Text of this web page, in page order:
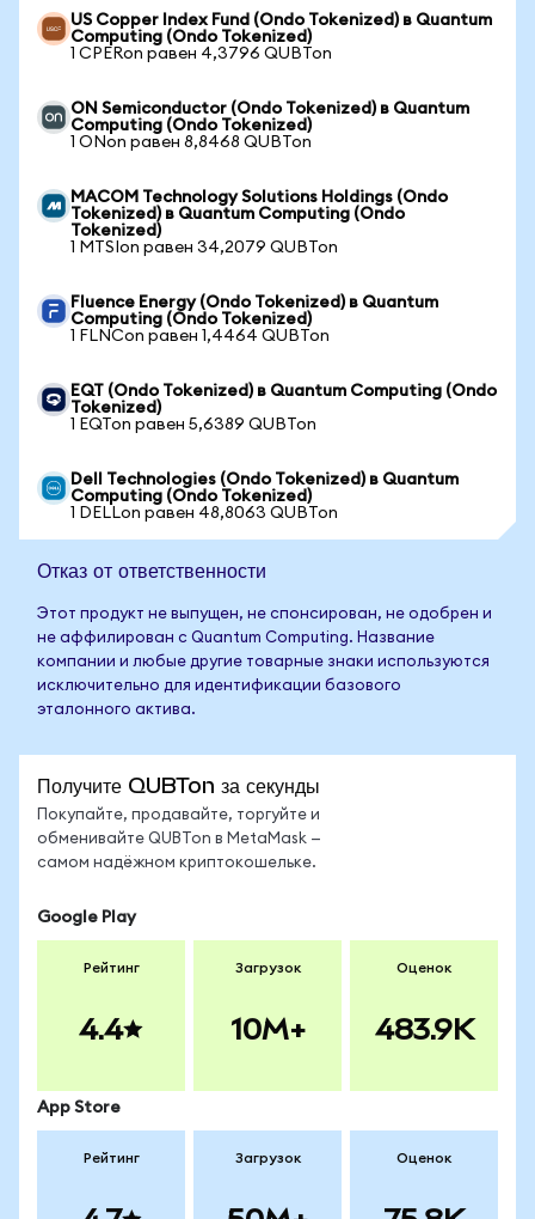
US Copper Index Fund (Ondo Tokenized) в Quantum
Computing (Ondo Tokenized)
1 CPERon равен 4,3796 QUBTon
ON Semiconductor (Ondo Tokenized) в Quantum
Computing (Ondo Tokenized)
1 ONon равен 8,8468 QUBTon
MACOM Technology Solutions Holdings (Ondo
Tokenized) в Quantum Computing (Ondo
Tokenized)
1 MTSIon равен 34,2079 QUBTon
Fluence Energy (Ondo Tokenized) в Quantum
Computing (Ondo Tokenized)
1 FLNCon равен 1,4464 QUBTon
EQT (Ondo Tokenized) в Quantum Computing (Ondo
Tokenized)
1 EQTon равен 5,6389 QUBTon
Dell Technologies (Ondo Tokenized) в Quantum
Computing (Ondo Tokenized)
1 DELLon равен 48,8063 QUBTon
Отказ от ответственности
Этот продукт не выпущен, не спонсирован, не одобрен и
не аффилирован с Quantum Computing. Название
компании и любые другие товарные знаки используются
исключительно для идентификации базового
эталонного актива.
Получите QUBTon за секунды
Покупайте, продавайте, торгуйте и
обменивайте QUBTon в MetaMask —
самом надёжном криптокошельке.
Google Play
Рейтинг
4.4
Загрузок
10M+
Оценок
483.9K
App Store
Рейтинг Загрузок Оценок